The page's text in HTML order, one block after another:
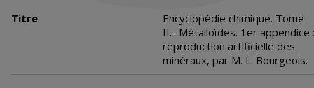
Titre
Encyclopédie chimique. Tome
II.- Métalloïdes. 1er appendice :
reproduction artificielle des
minéraux, par M. L. Bourgeois.